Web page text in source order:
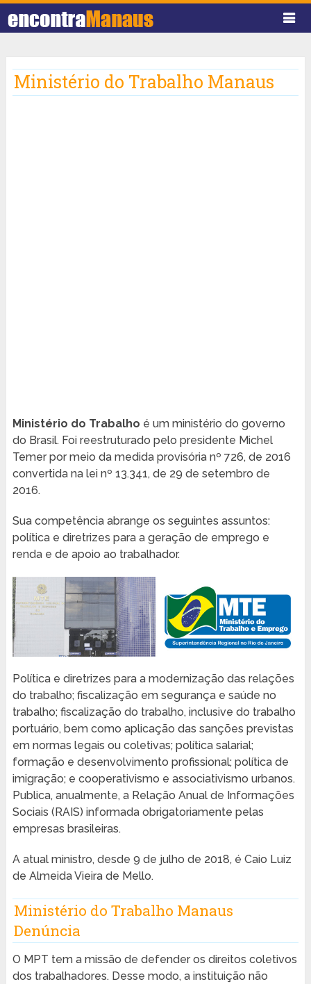
Ministério do Trabalho Manaus
Ministério do Trabalho é um ministério do governo
do Brasil. Foi reestruturado pelo presidente Michel
Temer por meio da medida provisória nº 726, de 2016
convertida na lei nº 13.341, de 29 de setembro de
2016.
Sua competência abrange os seguintes assuntos:
política e diretrizes para a geração de emprego e
renda e de apoio ao trabalhador.
Política e diretrizes para a modernização das relações
do trabalho; fiscalização em segurança e saúde no
trabalho; fiscalização do trabalho, inclusive do trabalho
portuário, bem como aplicação das sanções previstas
em normas legais ou coletivas; política salarial;
formação e desenvolvimento profissional; política de
imigração; e cooperativismo e associativismo urbanos.
Publica, anualmente, a Relação Anual de Informações
Sociais (RAIS) informada obrigatoriamente pelas
empresas brasileiras.
A atual ministro, desde 9 de julho de 2018, é Caio Luiz
de Almeida Vieira de Mello.
Ministério do Trabalho Manaus
Denúncia
O MPT tem a missão de defender os direitos coletivos
dos trabalhadores. Desse modo, a instituição não